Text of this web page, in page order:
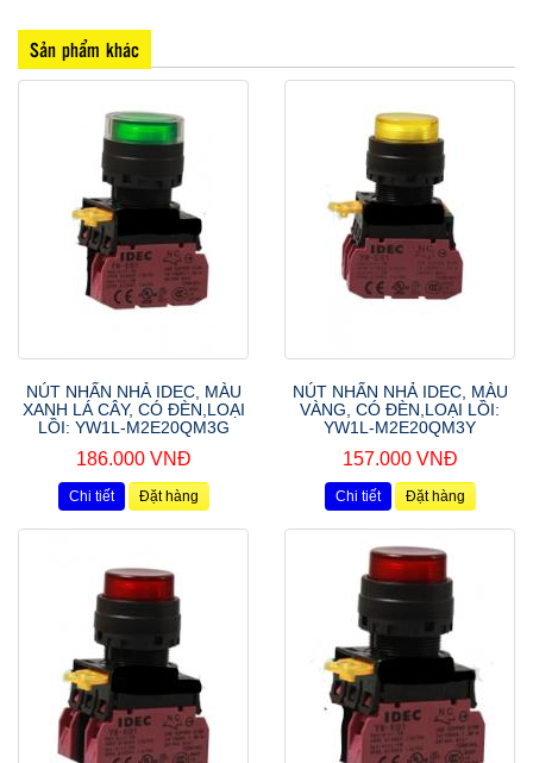
Sản phẩm khác
NÚT NHẤN NHẢ IDEC, MÀU
XANH LÁ CÂY, CÓ ĐÈN,LOẠI
LỒI: YW1L-M2E20QM3G
186.000 VNĐ
Chi tiết Đặt hàng
NÚT NHẤN NHẢ IDEC, MÀU
VÀNG, CÓ ĐÈN,LOẠI LỒI:
YW1L-M2E20QM3Y
157.000 VNĐ
Chi tiết Đặt hàng